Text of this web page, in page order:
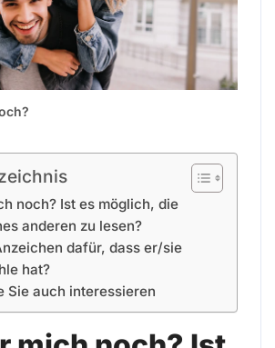
noch? Ist es möglich, die
anderen zu lesen?
dafür, dass er/sie
hat?
Sie auch interessieren